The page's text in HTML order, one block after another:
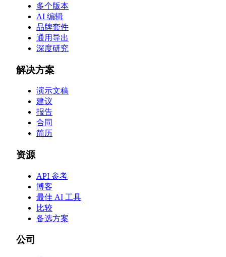
多个版本
AI 编辑
品牌套件
通用导出
深度研究
解决方案
演示文稿
建议
报告
合同
简历
资源
API 参考
博客
最佳 AI 工具
比较
备选方案
公司